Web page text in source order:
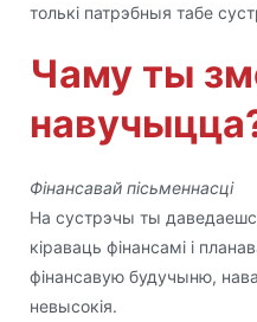
толькі патрэбныя табе
Чаму ты
Фінансавай пісьменнасці
На сустрэчы ты
кіраваць фінансамі і
фінансавую будучыню,
невысокія.